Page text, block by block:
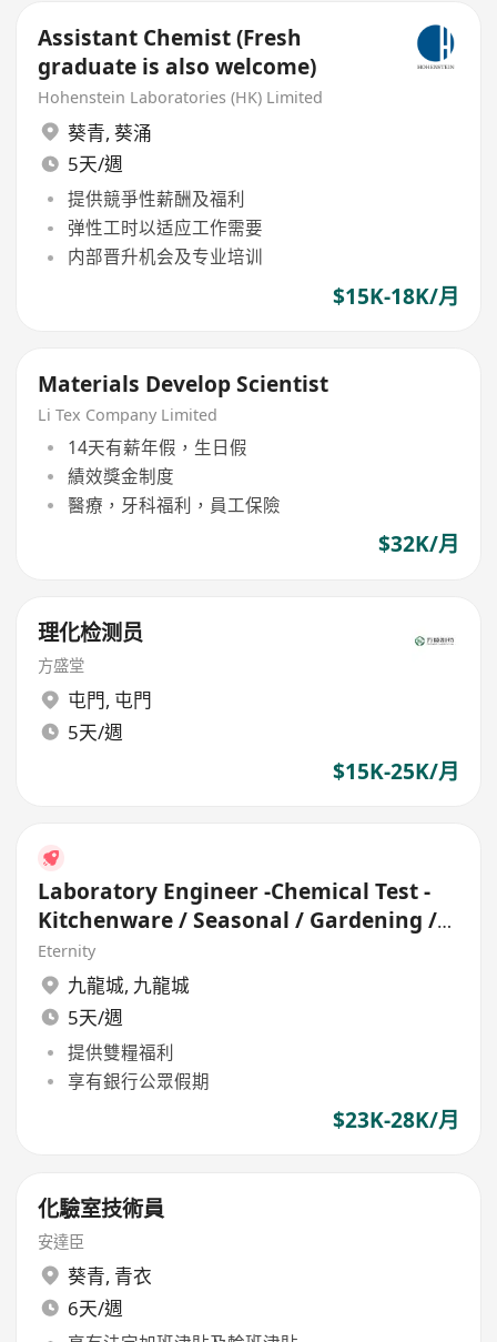
Assistant Chemist (Fresh
graduate is also welcome)
Hohenstein Laboratories (HK) Limited
葵青, 葵涌
5天/週
提供競爭性薪酬及福利
弹性工时以适应工作需要
内部晋升机会及专业培训
$15K-18K/月
Materials Develop Scientist
Li Tex Company Limited
14天有薪年假，生日假
績效獎金制度
醫療，牙科福利，員工保險
$32K/月
理化检测员
方盛堂
屯門, 屯門
5天/週
$15K-25K/月
Laboratory Engineer -Chemical Test -
Kitchenware / Seasonal / Gardening /
Gift
Eternity
九龍城, 九龍城
5天/週
提供雙糧福利
享有銀行公眾假期
$23K-28K/月
化驗室技術員
安達臣
葵青, 青衣
6天/週